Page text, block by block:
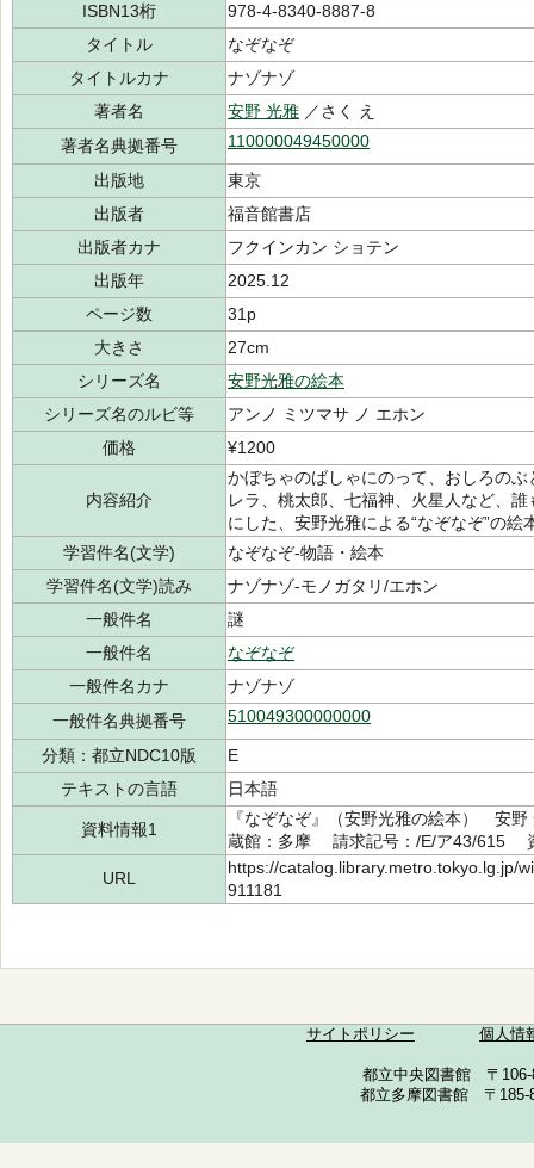
ISBN13桁
978-4-8340-8887-8
タイトル
なぞなぞ
タイトルカナ
ナゾナゾ
著者名
安野 光雅 ／さく え
著者名典拠番号
110000049450000
出版地
東京
出版者
福音館書店
出版者カナ
フクインカン ショテン
出版年
2025.12
ページ数
31p
大きさ
27cm
シリーズ名
安野光雅の絵本
シリーズ名のルビ等
アンノ ミツマサ ノ エホン
価格
¥1200
内容紹介
かぼちゃのばしゃにのって、おしろの
レラ、桃太郎、七福神、火星人など、
にした、安野光雅による“なぞなぞ”の絵
学習件名(文学)
なぞなぞ-物語・絵本
学習件名(文学)読み
ナゾナゾ-モノガタリ/エホン
一般件名
謎
一般件名
なぞなぞ
一般件名カナ
ナゾナゾ
一般件名典拠番号
510049300000000
分類：都立NDC10版
E
テキストの言語
日本語
資料情報1
『なぞなぞ』（安野光雅の絵本）
蔵館：多摩 請求記号：/E/ア43/615
URL
https://catalog.library.metro.tokyo.lg.jp/
911181
サイトポリシー 個人情
都立中央図書館 〒
都立多摩図書館 〒185-